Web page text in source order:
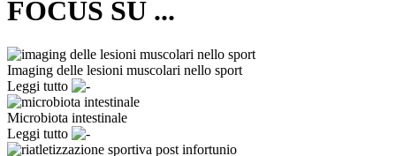
FOCUS SU ...
Imaging delle lesioni muscolari nello sport
Leggi tutto
Microbiota intestinale
Leggi tutto